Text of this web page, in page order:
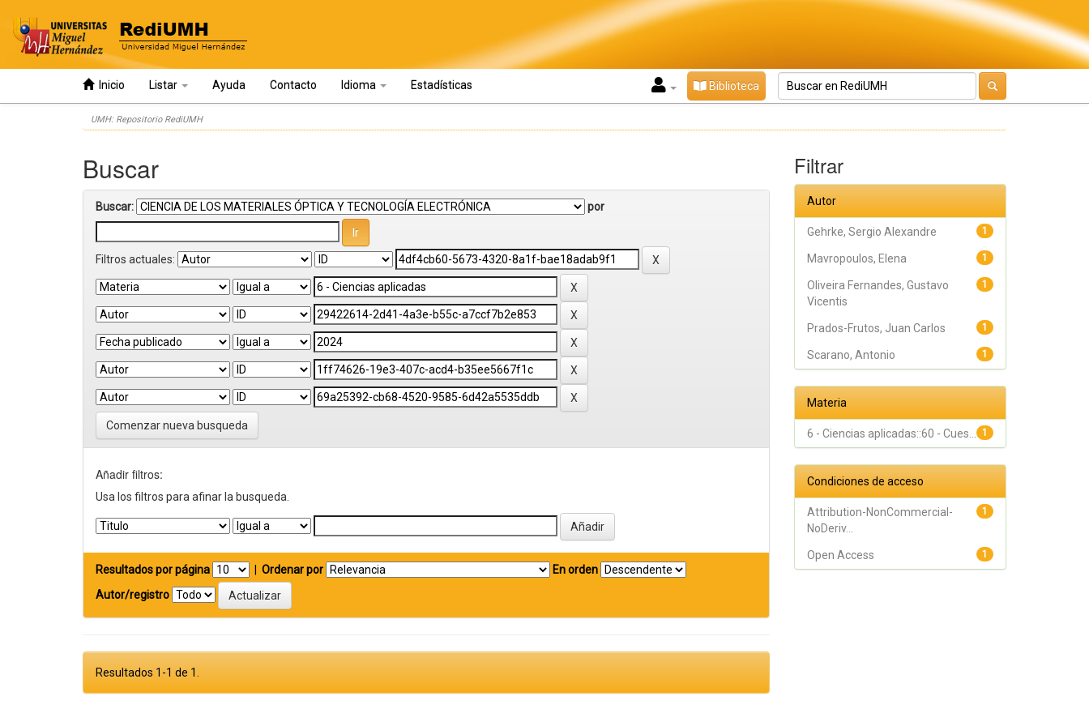
Inicio Listar Ayuda Contacto Idioma Estadísticas Biblioteca
UMH: Repositorio RediUMH
Buscar
Buscar: por
Filtros actuales:
Comenzar nueva busqueda
Añadir filtros:
Usa los filtros para afinar la busqueda.
Resultados por página Ordenar por
En orden
Autor/registro
Resultados 1-1 de 1.
Filtrar
Autor
1
Gehrke, Sergio Alexandre
1
Mavropoulos, Elena
1
Oliveira Fernandes, Gustavo
Vicentis
1
Prados-Frutos, Juan Carlos
1
Scarano, Antonio
Materia
1
6 - Ciencias aplicadas::60 - Cues...
Condiciones de acceso
1
Attribution-NonCommercial-
NoDeriv...
1
Open Access